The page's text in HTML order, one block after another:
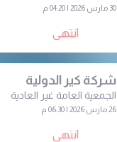
30 مارس 2026 | 04:20 م
انتهى
شركة كير الدولية
الجمعية العامة غير العادية
26 مارس 2026 | 06:30 م
انتهى